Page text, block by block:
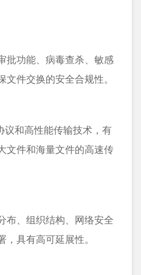
批功能、病毒查杀、敏感
件交换的安全合规性。
和高性能传输技术，有
文件和海量文件的高速传
布、组织结构、网络安全
具有高可延展性。